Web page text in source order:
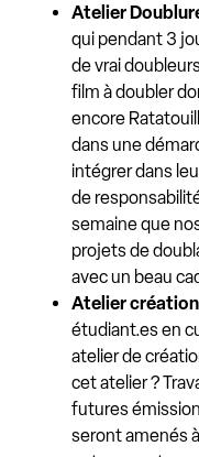
Atelier
qui pendant 3
de vrai
film à doubler
encore
dans une
intégrer dans
de
semaine que
projets de
avec un beau
Atelier
étudiant.es en
atelier de
cet atelier ?
futures
seront amenés